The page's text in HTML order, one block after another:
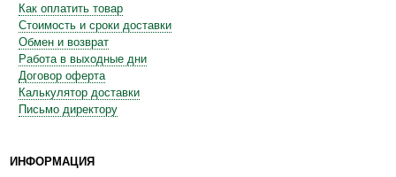
Как оплатить товар
Стоимость и сроки доставки
Обмен и возврат
Работа в выходные дни
Договор оферта
Калькулятор доставки
Письмо директору
ИНФОРМАЦИЯ